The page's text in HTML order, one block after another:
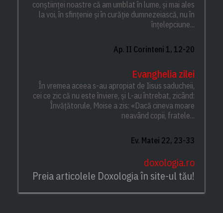
conștiinței noastre că am umblat în lume, și mai ales
la voi, în sfințenie și în curăție dumnezeiască, nu în
înțelepciune...
Ap. II Corinteni 1, 12-20
Evanghelia zilei
În vremea aceea s-au apropiat de Iisus saducheii,
cei ce zic că nu este înviere, și L-au întrebat, zicând:
Învățătorule, Moise a zis: «Dacă cineva moare
neavând copii, fratele...
Ev. Matei 22, 23-33
doxologia.ro
Preia articolele Doxologia în site-ul tău!